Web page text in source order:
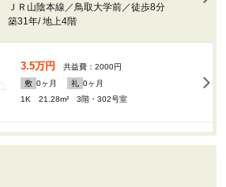
ＪＲ山陰本線／鳥取大学前／徒歩8分
築31年/地上4階
3.5万円
共益費：2000円
敷 0ヶ月 礼 0ヶ月
1K 21.28m²
3階・302号室